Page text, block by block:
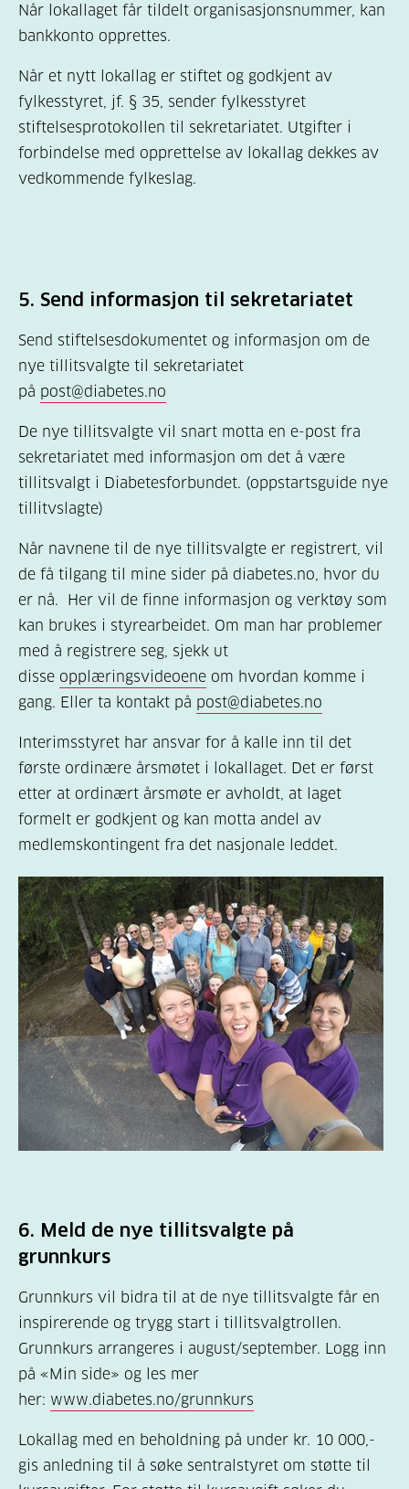
Når lokallaget får tildelt organisasjonsnummer, kan
bankkonto opprettes.
Når et nytt lokallag er stiftet og godkjent av
fylkesstyret, jf. § 35, sender fylkesstyret
stiftelsesprotokollen til sekretariatet. Utgifter i
forbindelse med opprettelse av lokallag dekkes av
vedkommende fylkeslag.
5. Send informasjon til sekretariatet
Send stiftelsesdokumentet og informasjon om de
nye tillitsvalgte til sekretariatet
på post@diabetes.no
De nye tillitsvalgte vil snart motta en e-post fra
sekretariatet med informasjon om det å være
tillitsvalgt i Diabetesforbundet. (oppstartsguide nye
tillitvslagte)
Når navnene til de nye tillitsvalgte er registrert, vil
de få tilgang til mine sider på diabetes.no, hvor du
er nå. Her vil de finne informasjon og verktøy som
kan brukes i styrearbeidet. Om man har problemer
med å registrere seg, sjekk ut
disse opplæringsvideoene om hvordan komme i
gang. Eller ta kontakt på post@diabetes.no
Interimsstyret har ansvar for å kalle inn til det
første ordinære årsmøtet i lokallaget. Det er først
etter at ordinært årsmøte er avholdt, at laget
formelt er godkjent og kan motta andel av
medlemskontingent fra det nasjonale leddet.
6. Meld de nye tillitsvalgte på
grunnkurs
Grunnkurs vil bidra til at de nye tillitsvalgte får en
inspirerende og trygg start i tillitsvalgtrollen.
Grunnkurs arrangeres i august/september. Logg inn
på «Min side» og les mer
her: www.diabetes.no/grunnkurs
Lokallag med en beholdning på under kr. 10 000,-
gis anledning til å søke sentralstyret om støtte til